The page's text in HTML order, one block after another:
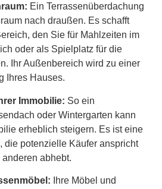
Ein Terrassenüberdachung
nach draußen. Es schafft
den Sie für Mahlzeiten im
oder als Spielplatz für die
Ihr Außenbereich wird zu einer
Ihres Hauses.
Immobilie: So ein
oder Wintergarten kann
erheblich steigern. Es ist eine
die potenzielle Käufer anspricht
abhebt.
Ihre Möbel und